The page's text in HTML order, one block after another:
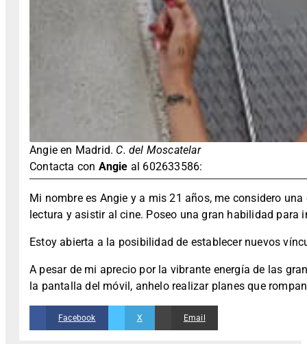
Angie en Madrid. C. del Moscatelar
Contacta con Angie al 602633586:
Mi nombre es Angie y a mis 21 años, me considero
lectura y asistir al cine. Poseo una gran habilidad
Estoy abierta a la posibilidad de establecer nuevos
A pesar de mi aprecio por la vibrante energía de las
la pantalla del móvil, anhelo realizar planes que
Facebook X Email